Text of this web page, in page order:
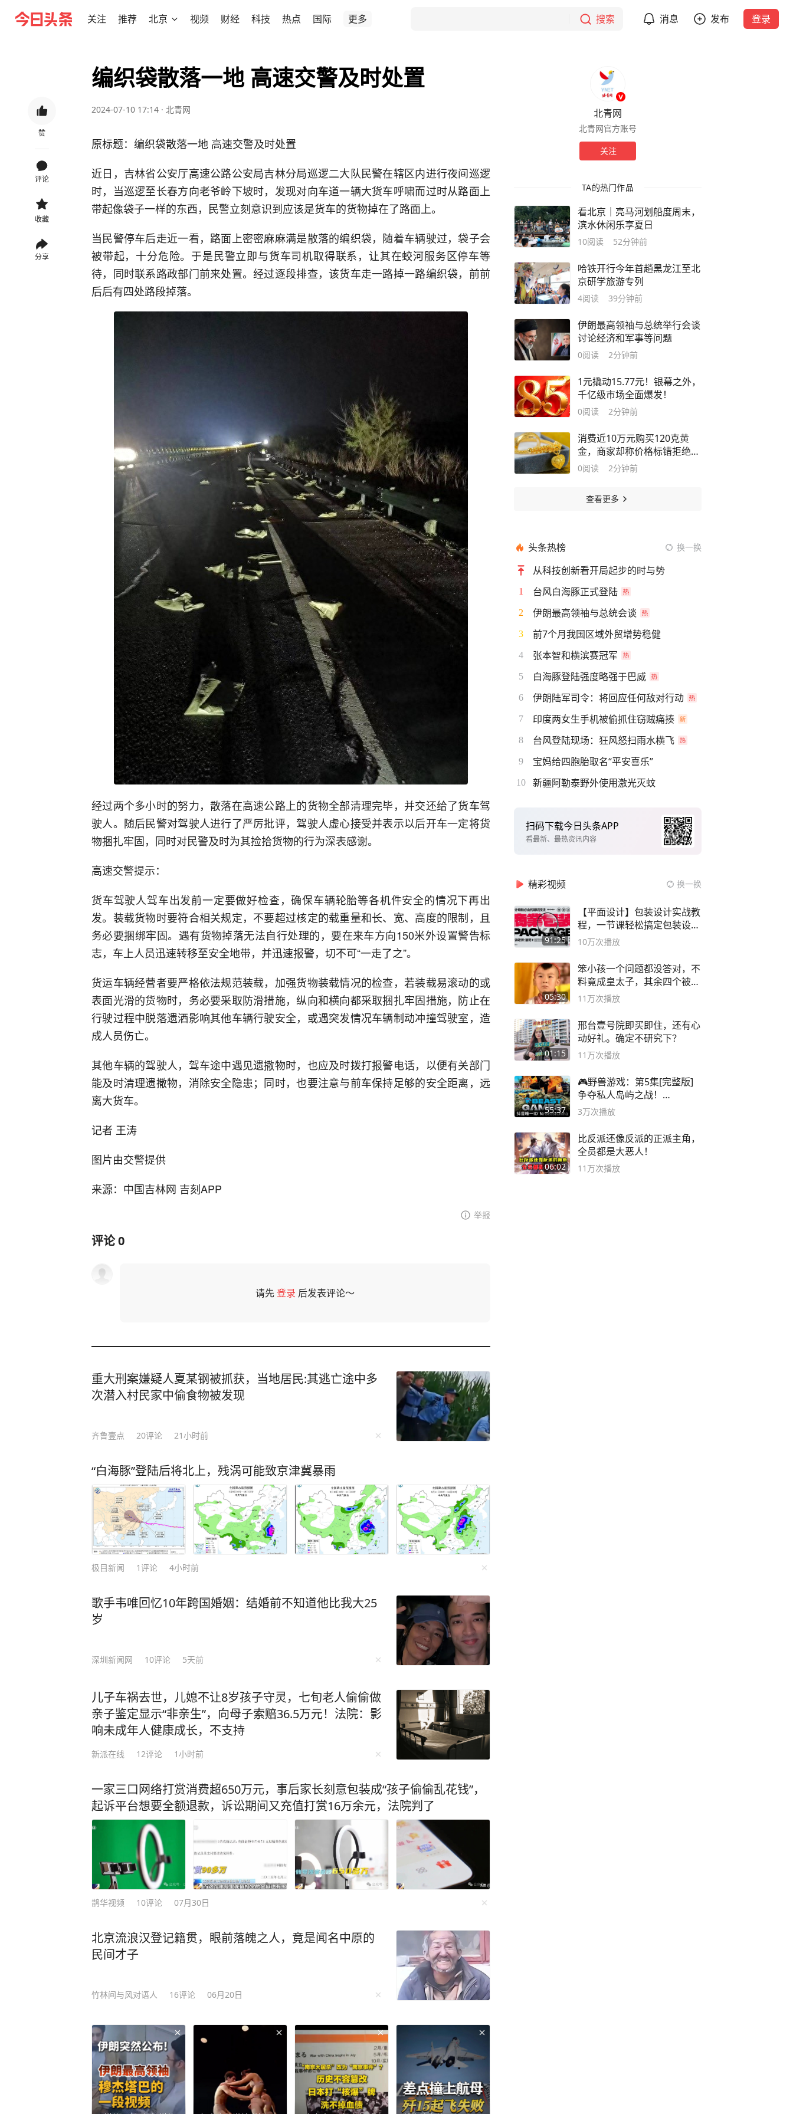
关注 推荐 北京 视频 财经 科技 热点 国际 更多 搜索 消息 发布 登录
赞
评论
收藏
分享
编织袋散落一地 高速交警及时处置
2024-07-10 17:14 · 北青网
原标题：编织袋散落一地 高速交警及时处置
近日，吉林省公安厅高速公路公安局吉林分局巡逻二大队民警在辖区内进行夜间巡逻
时，当巡逻至长春方向老爷岭下坡时，发现对向车道一辆大货车呼啸而过时从路面上
带起像袋子一样的东西，民警立刻意识到应该是货车的货物掉在了路面上。
当民警停车后走近一看，路面上密密麻麻满是散落的编织袋，随着车辆驶过，袋子会
被带起，十分危险。于是民警立即与货车司机取得联系，让其在蛟河服务区停车等
待，同时联系路政部门前来处置。经过逐段排查，该货车走一路掉一路编织袋，前前
后后有四处路段掉落。
经过两个多小时的努力，散落在高速公路上的货物全部清理完毕，并交还给了货车驾
驶人。随后民警对驾驶人进行了严厉批评，驾驶人虚心接受并表示以后开车一定将货
物捆扎牢固，同时对民警及时为其捡拾货物的行为深表感谢。
高速交警提示：
货车驾驶人驾车出发前一定要做好检查，确保车辆轮胎等各机件安全的情况下再出
发。装载货物时要符合相关规定，不要超过核定的载重量和长、宽、高度的限制，且
务必要捆绑牢固。遇有货物掉落无法自行处理的，要在来车方向150米外设置警告标
志，车上人员迅速转移至安全地带，并迅速报警，切不可“一走了之”。
货运车辆经营者要严格依法规范装载，加强货物装载情况的检查，若装载易滚动的或
表面光滑的货物时，务必要采取防滑措施，纵向和横向都采取捆扎牢固措施，防止在
行驶过程中脱落遗洒影响其他车辆行驶安全，或遇突发情况车辆制动冲撞驾驶室，造
成人员伤亡。
其他车辆的驾驶人，驾车途中遇见遗撒物时，也应及时拨打报警电话，以便有关部门
能及时清理遗撒物，消除安全隐患；同时，也要注意与前车保持足够的安全距离，远
离大货车。
记者 王涛
图片由交警提供
来源：中国吉林网 吉刻APP
举报
评论0
请先登录 后发表评论～
重大刑案嫌疑人夏某钢被抓获，当地居民:其逃亡途中多
次潜入村民家中偷食物被发现
齐鲁壹点 20评论 21小时前
“白海豚”登陆后将北上，残涡可能致京津冀暴雨
极目新闻 1评论 4小时前
歌手韦唯回忆10年跨国婚姻：结婚前不知道他比我大25
岁
深圳新闻网 10评论 5天前
儿子车祸去世，儿媳不让8岁孩子守灵，七旬老人偷偷做
亲子鉴定显示“非亲生”，向母子索赔36.5万元！法院：影
响未成年人健康成长，不支持
新派在线 12评论 1小时前
一家三口网络打赏消费超650万元，事后家长刻意包装成“孩子偷偷乱花钱”，
起诉平台想要全额退款，诉讼期间又充值打赏16万余元，法院判了
鹊华视频 10评论 07月30日
北京流浪汉登记籍贯，眼前落魄之人，竟是闻名中原的
民间才子
竹林间与风对语人 16评论 06月20日
北青网
北青网官方账号
关注
TA的热门作品
看北京｜亮马河划船度周末，
滨水休闲乐享夏日
10阅读 52分钟前
哈铁开行今年首趟黑龙江至北
京研学旅游专列
4阅读 39分钟前
伊朗最高领袖与总统举行会谈
讨论经济和军事等问题
0阅读 2分钟前
1元撬动15.77元！银幕之外，
千亿级市场全面爆发！
0阅读 2分钟前
消费近10万元购买120克黄
金，商家却称价格标错拒绝发
货，法院怎么判？
0阅读 2分钟前
查看更多
头条热榜 换一换
从科技创新看开局起步的时与势
1 台风白海豚正式登陆
2 伊朗最高领袖与总统会谈
3 前7个月我国区域外贸增势稳健
4 张本智和横滨赛冠军
5 白海豚登陆强度略强于巴威
6 伊朗陆军司令：将回应任何敌对行动
7 印度两女生手机被偷抓住窃贼痛揍
8 台风登陆现场：狂风怒扫雨水横飞
9 宝妈给四胞胎取名“平安喜乐”
10 新疆阿勒泰野外使用激光灭蚊
扫码下载今日头条APP
看最新、最热资讯内容
精彩视频 换一换
91:25
【平面设计】包装设计实战教
程，一节课轻松搞定包装设计
流程！
10万次播放
05:30
笨小孩一个问题都没答对，不
料竟成皇太子，其余四个被处
死
11万次播放
01:15
邢台壹号院即买即住，还有心
动好礼。确定不研究下？
11万次播放
55:37
🎮野兽游戏：第5集[完整版]
争夺私人岛屿之战！
#MrBeastChina
3万次播放
06:02
比反派还像反派的正派主角，
全员都是大恶人！
11万次播放